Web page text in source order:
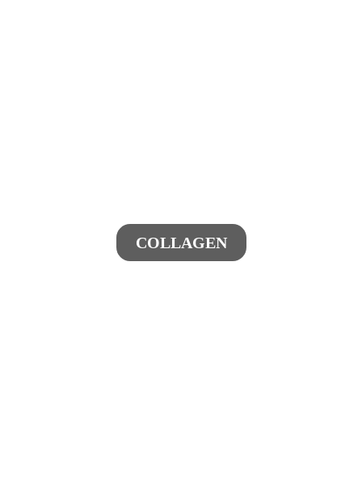
COLLAGEN